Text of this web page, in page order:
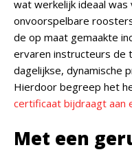
wat werkelijk ideaal
onvoorspelbare
de op maat gemaakte
ervaren instructeurs de
dagelijkse, dynamische
Hierdoor begreep het
certificaat bijdraagt aan
Met een